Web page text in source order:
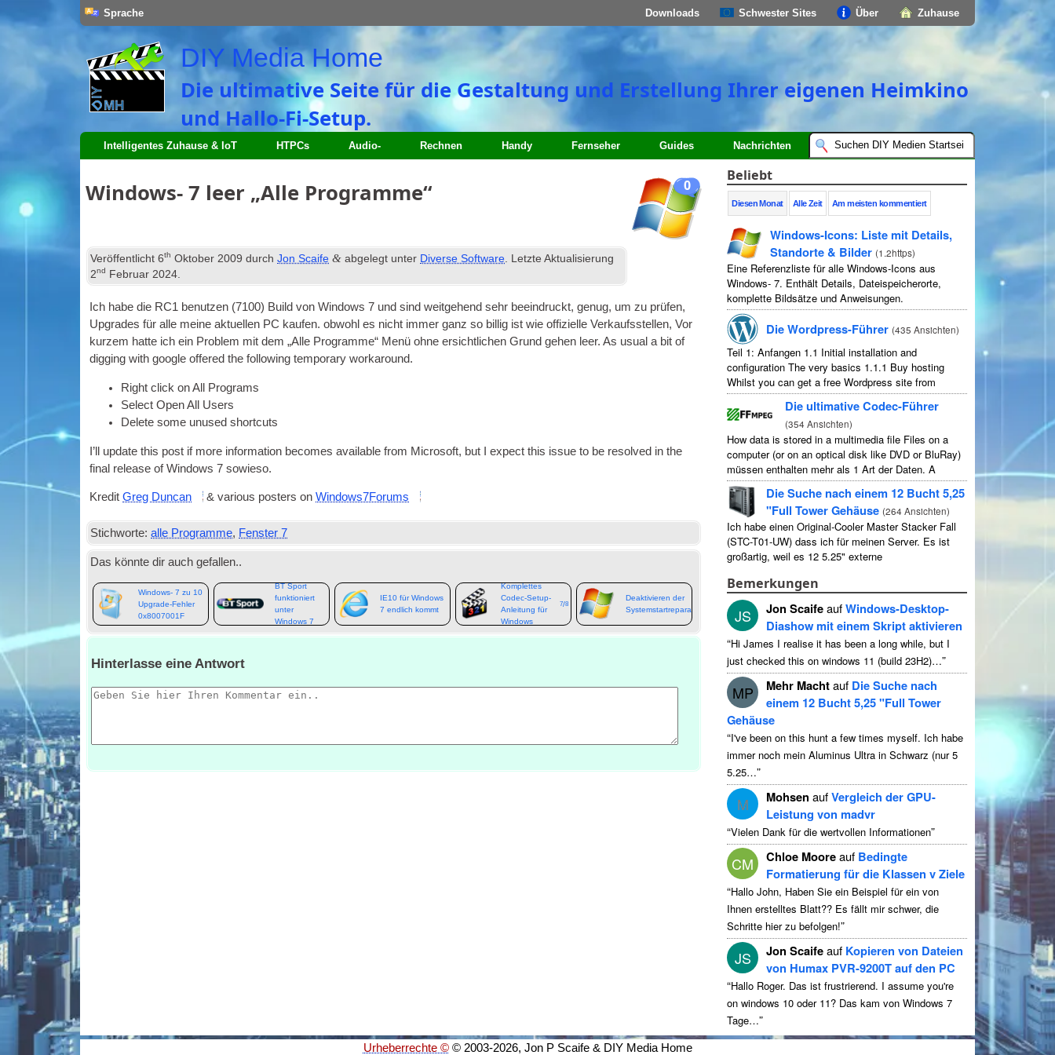
Zuhause
Über
Schwester Sites
Downloads
Sprache
DIY Media Home
Die ultimative Seite für die Gestaltung und Erstellung Ihrer eigenen Heimkino
und Hallo-Fi-Setup.
Intelligentes Zuhause & IoT HTPCs Audio- Rechnen Handy Fernseher Guides Nachrichten
0
Windows- 7 leer „Alle Programme“
Veröffentlicht6th Oktober 2009 durchJon Scaife & abgelegt unter Diverse Software. Letzte Aktualisierung
2nd Februar 2024.
Ich habe die RC1 benutzen (7100) Build von Windows 7 und sind weitgehend sehr beeindruckt, genug, um zu prüfen,
Upgrades für alle meine aktuellen PC kaufen. obwohl es nicht immer ganz so billig ist wie offizielle Verkaufsstellen, Vor
kurzem hatte ich ein Problem mit dem „Alle Programme“ Menü ohne ersichtlichen Grund gehen leer.As usu­al a bit of
dig­ging with google offered the fol­low­ing tem­por­ary workaround.
Right click on All Programs
Select Open All Users
Delete some unused shortcuts
I’ll update this post if more inform­a­tion becomes avail­able from Microsoft, but I expect this issue to be resolved in the
final release of Win­dows 7 sowieso.
KreditGreg Duncan &vari­ous posters on Windows7Forums
Stichworte: alle Programme, Fenster 7
Das könnte dir auch gefallen..
Windows- 7 zu 10
Upgrade-Fehler
0x8007001F
BT Sport
funktioniert
unter
Windows 7
IE10 für Windows
7 endlich kommt
Komplettes
Codec-Setup-
Anleitung für
Windows
7/8
Deaktivieren der
Systemstartreparatur
Hinterlasse eine Antwort
Beliebt
Diesen Monat Alle Zeit Am meisten kommentiert
Windows-Icons: Liste mit Details,
Standorte & Bilder (1.2https)
Eine Referenzliste für alle Windows-Icons aus
Windows- 7. Enthält Details, Dateispeicherorte,
komplette Bildsätze und Anweisungen.
Die Wordpress-Führer (435 Ansichten)
Teil 1: Anfangen 1.1 Initial installation and
configuration The very basics 1.1.1 Buy hosting
Whilst you can get a free Wordpress site from
wordpress.com,you lose some control and you
have to serve their...
Die ultimative Codec-Führer
(354 Ansichten)
How data is stored in a multimedia file Files on a
computer(or on an optical disk like DVD or BluRay)
müssen enthalten mehr als 1 Art der Daten.A
typical movie will include...
Die Suche nach einem 12 Bucht 5,25
"Full Tower Gehäuse (264 Ansichten)
Ich habe einen Original-Cooler Master Stacker Fall
(STC-T01-UW) dass ich für meinen Server. Es ist
großartig, weil es 12 5.25" externe
verwendbar als 1 von ihnen ...
Bemerkungen
JS Jon ScaifeaufWindows-Desktop-
Diashow mit einem Skript aktivieren
“Hi James I realise it has been a long while,but I
just checked this on windows 11 (build 23H2)…”
MP Mehr Machtauf Die Suche nach
einem 12 Bucht 5,25 "Full Tower
Gehäuse
“I've been on this hunt a few times myself. Ich habe
immer noch mein Aluminus Ultra in Schwarz (nur 5
5.25…”
M Mohsen aufVergleich der GPU-
Leistung von madvr
“Vielen Dank für die wertvollen Informationen”
CM Chloe Mooreauf Bedingte
Formatierung für die Klassen v Ziele
“Hallo John, Haben Sie ein Beispiel für ein von
Ihnen erstelltes Blatt?? Es fällt mir schwer, die
Schritte hier zu befolgen!”
JS Jon Scaifeauf Kopieren von Dateien
von Humax PVR-9200T auf den PC
“Hallo Roger. Das ist frustrierend. I assume you're
on windows 10 oder 11? Das kam von Windows 7
Tage…”
Urheberrechte ©© 2003-2026, Jon P Scaife & DIY Media Home